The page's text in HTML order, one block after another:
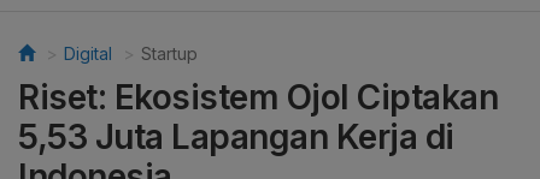
Digital Startup
Riset: Ekosistem Ojol Ciptakan
5,53 Juta Lapangan Kerja di